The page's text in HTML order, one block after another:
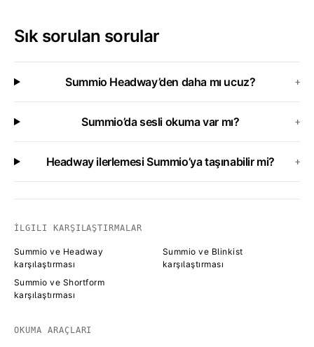
Sık sorulan sorular
Summio Headway’den daha mı ucuz? +
Summio’da sesli okuma var mı? +
Headway ilerlemesi Summio’ya taşınabilir mi? +
İLGILI KARŞILAŞTIRMALAR
Summio ve Headway
karşılaştırması
Summio ve Blinkist
karşılaştırması
Summio ve Shortform
karşılaştırması
OKUMA ARAÇLARI